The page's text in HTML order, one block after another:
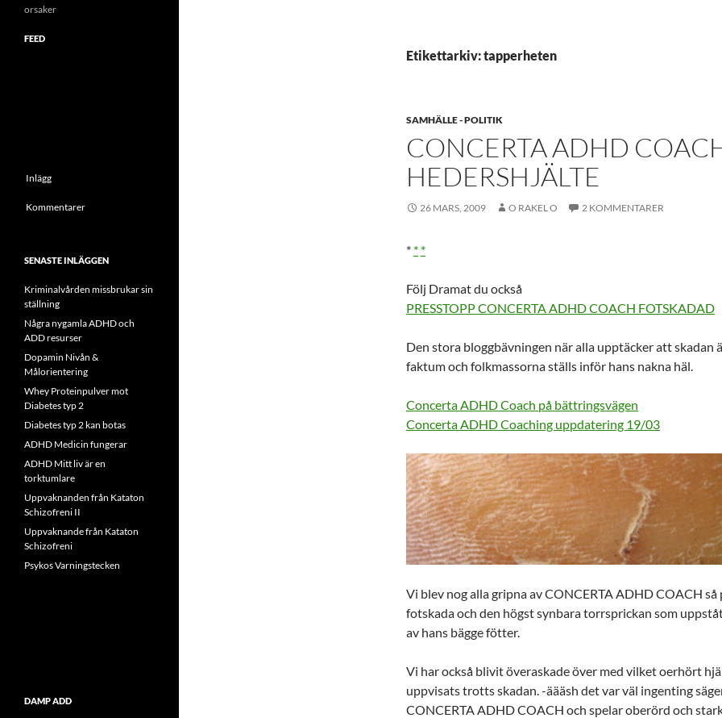
Etikettarkiv: tapperheten
SAMHÄLLE - POLITIK
CONCERTA ADHD
HEDERSHJÄLTE
26 MARS, 2009 O RAKEL O 2 KOMMENTARER
* * *
Följ Dramat du också
PRESSTOPP CONCERTA ADHD COACH FOTSKADAD
Den stora bloggbävningen när alla upptäcker att skadan
faktum och folkmassorna ställs inför hans nakna häl.
Concerta ADHD Coach på bättringsvägen
Concerta ADHD Coaching uppdatering 19/03
Vi blev nog alla gripna av CONCERTA ADHD COACH
fotskada och den högst synbara torrsprickan som
av hans bägge fötter.
Vi har också blivit överaskade över med vilket oerhört
uppvisats trotts skadan. -äääsh det var väl ingenting
CONCERTA ADHD COACH och spelar oberörd och
orsaker
FEED
Inlägg
Kommentarer
SENASTE INLÄGGEN
Kriminalvården missbrukar sin
ställning
Några nygamla ADHD och
ADD resurser
Dopamin Nivån &
Målorientering
Whey Proteinpulver mot
Diabetes typ 2
Diabetes typ 2 kan botas
ADHD Medicin fungerar
ADHD Mitt liv är en
torktumlare
Uppvaknanden från Kataton
Schizofreni II
Uppvaknande från Kataton
Schizofreni
Psykos Varningstecken
DAMP ADD